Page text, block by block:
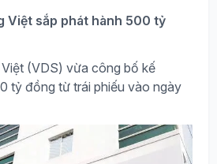
Việt sắp phát hành 500 tỷ
(VDS) vừa công bố kế
tỷ đồng từ trái phiếu vào ngày